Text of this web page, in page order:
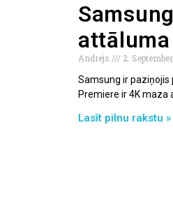
Andrejs
2.
Samsung ir paziņojis
Premiere ir 4K
Lasīt pilnu rakstu »